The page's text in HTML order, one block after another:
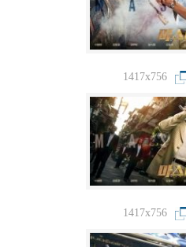
1417x756
1417x756